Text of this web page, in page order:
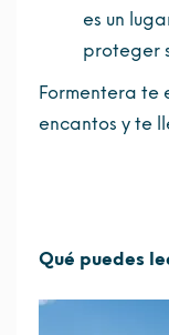
es un
proteger
Formentera te
encantos y te
Qué puedes